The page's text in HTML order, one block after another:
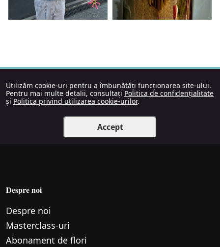
Utilizăm cookie-uri pentru a îmbunătăți funcționarea site-ului.
Pentru mai multe detalii, consultați Politica de confidențialitate
și Politica privind utilizarea cookie-urilor.
Accept
Despre noi
Despre noi
Маsterclass-uri
Abonament de flori